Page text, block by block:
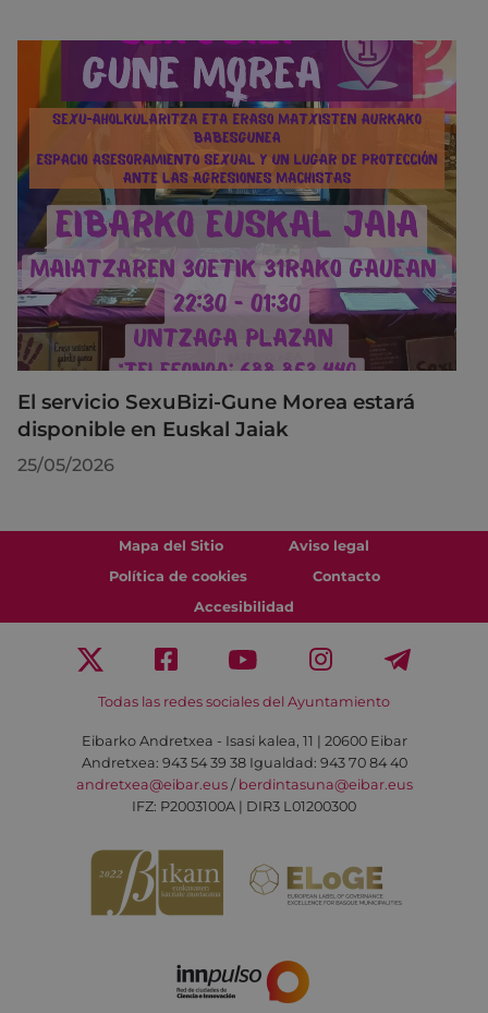
El servicio SexuBizi-Gune Morea estará
disponible en Euskal Jaiak
25/05/2026
Mapa del Sitio
Aviso legal
Política de cookies
Contacto
Accesibilidad
Todas las redes sociales del Ayuntamiento
Eibarko Andretxea - Isasi kalea, 11 | 20600 Eibar
Andretxea: 943 54 39 38 Igualdad: 943 70 84 40
andretxea@eibar.eus/ berdintasuna@eibar.eus
IFZ: P2003100A | DIR3 L01200300